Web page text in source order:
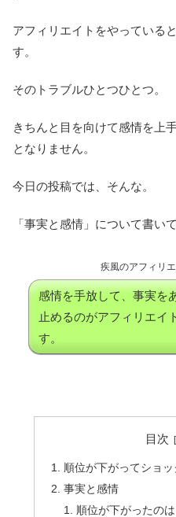
アフィリエイトをやっている
す。
そのトラブルひとつひとつ。
きちんと目を向けて感情を上
となりません。
今日の投稿では、そんな。
「事実と感情」について書い
疾風のアフィリ
感情を手放して、事実を
止めるのがアフィリエイ
す。
目次
順位が下がってショッ
事実と感情
順位が下がったのは